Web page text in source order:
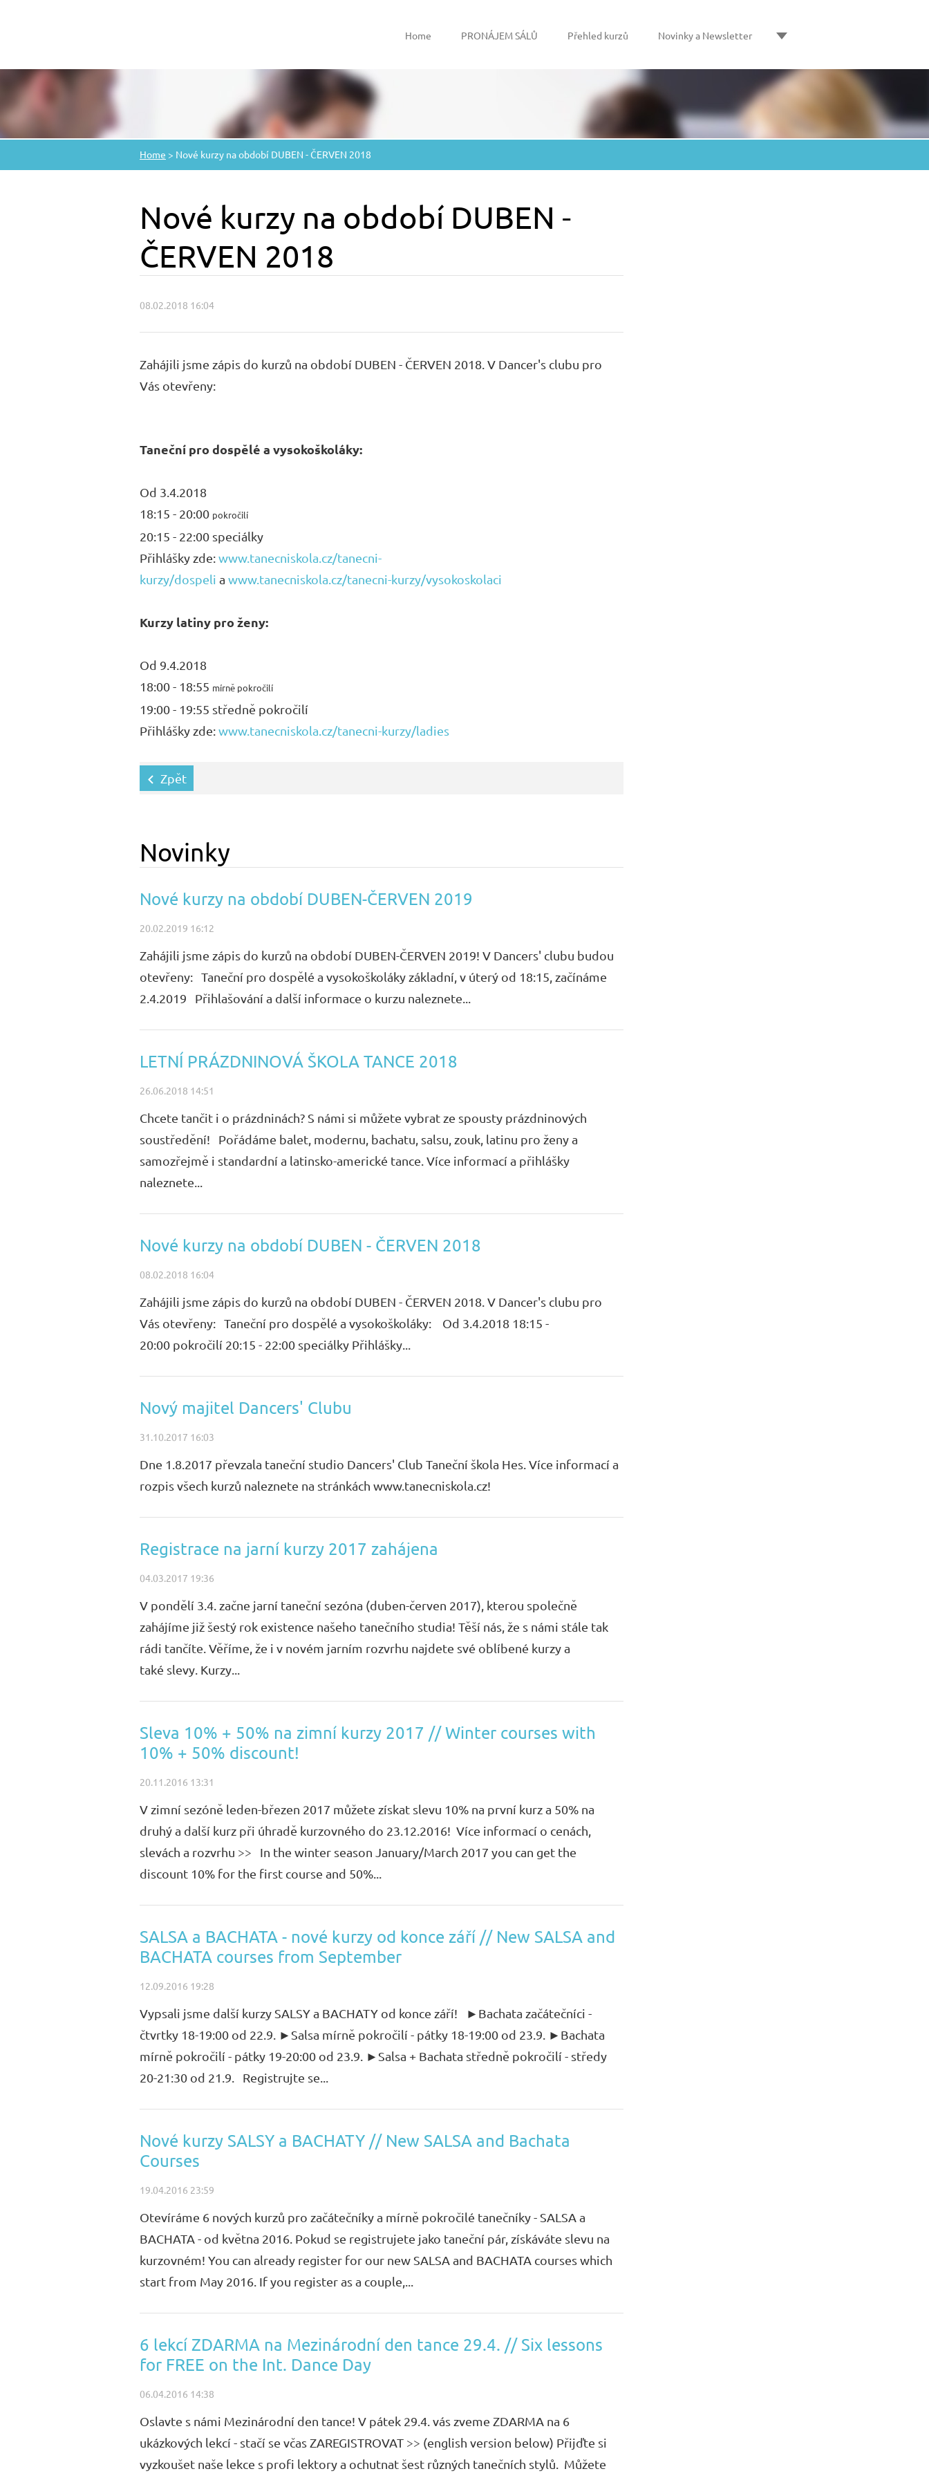
Home PRONÁJEM SÁLŮ Přehled kurzů Novinky a Newsletter
Home > Nové kurzy na období DUBEN - ČERVEN 2018
Nové kurzy na období DUBEN -
ČERVEN 2018
08.02.2018 16:04
Zahájili jsme zápis do kurzů na období DUBEN - ČERVEN 2018. V Dancer's clubu pro
Vás otevřeny:
Taneční pro dospělé a vysokoškoláky:
Od 3.4.2018
18:15 - 20:00 pokročilí
20:15 - 22:00 speciálky
Přihlášky zde:www.tanecniskola.cz/tanecni-
kurzy/dospeli a www.tanecniskola.cz/tanecni-kurzy/vysokoskolaci
Kurzy latiny pro ženy:
Od 9.4.2018
18:00 - 18:55 mírně pokročilí
19:00 - 19:55 středně pokročilí
Přihlášky zde:www.tanecniskola.cz/tanecni-kurzy/ladies
Zpět
Novinky
Nové kurzy na období DUBEN-ČERVEN 2019
20.02.2019 16:12
Zahájili jsme zápis do kurzů na období DUBEN-ČERVEN 2019! V Dancers' clubu budou
otevřeny: Taneční pro dospělé a vysokoškoláky základní, v úterý od 18:15, začínáme
2.4.2019 Přihlašování a další informace o kurzu naleznete...
LETNÍ PRÁZDNINOVÁ ŠKOLA TANCE 2018
26.06.2018 14:51
Chcete tančit i o prázdninách? S námi si můžete vybrat ze spousty prázdninových
soustředění! Pořádáme balet, modernu, bachatu, salsu, zouk, latinu pro ženy a
samozřejmě i standardní a latinsko-americké tance. Více informací a přihlášky
naleznete...
Nové kurzy na období DUBEN - ČERVEN 2018
08.02.2018 16:04
Zahájili jsme zápis do kurzů na období DUBEN - ČERVEN 2018. V Dancer's clubu pro
Vás otevřeny: Taneční pro dospělé a vysokoškoláky: Od 3.4.2018 18:15 -
20:00 pokročilí 20:15 - 22:00 speciálky Přihlášky...
Nový majitel Dancers' Clubu
31.10.2017 16:03
Dne 1.8.2017 převzala taneční studio Dancers' Club Taneční škola Hes. Více informací a
rozpis všech kurzů naleznete na stránkách www.tanecniskola.cz!
Registrace na jarní kurzy 2017 zahájena
04.03.2017 19:36
V pondělí 3.4. začne jarní taneční sezóna (duben-červen 2017), kterou společně
zahájíme již šestý rok existence našeho tanečního studia! Těší nás, že s námi stále tak
rádi tančíte. Věříme, že i v novém jarním rozvrhu najdete své oblíbené kurzy a
také slevy. Kurzy...
Sleva 10% + 50% na zimní kurzy 2017 // Winter courses with
10% + 50% discount!
20.11.2016 13:31
V zimní sezóně leden-březen 2017 můžete získat slevu 10% na první kurz a 50% na
druhý a další kurz při úhradě kurzovného do 23.12.2016! Více informací o cenách,
slevách a rozvrhu >> In the winter season January/March 2017 you can get the
discount 10% for the first course and 50%...
SALSA a BACHATA - nové kurzy od konce září // New SALSA and
BACHATA courses from September
12.09.2016 19:28
Vypsali jsme další kurzy SALSY a BACHATY od konce září! ►Bachata začátečníci -
čtvrtky 18-19:00 od 22.9. ►Salsa mírně pokročilí - pátky 18-19:00 od 23.9. ►Bachata
mírně pokročilí - pátky 19-20:00 od 23.9. ►Salsa + Bachata středně pokročilí - středy
20-21:30 od 21.9. Registrujte se...
Nové kurzy SALSY a BACHATY // New SALSA and Bachata
Courses
19.04.2016 23:59
Otevíráme 6 nových kurzů pro začátečníky a mírně pokročilé tanečníky - SALSA a
BACHATA - od května 2016. Pokud se registrujete jako taneční pár, získáváte slevu na
kurzovném! You can already register for our new SALSA and BACHATA courses which
start from May 2016. If you register as a couple,...
6 lekcí ZDARMA na Mezinárodní den tance 29.4. // Six lessons
for FREE on the Int. Dance Day
06.04.2016 14:38
Oslavte s námi Mezinárodní den tance! V pátek 29.4. vás zveme ZDARMA na 6
ukázkových lekcí - stačí se včas ZAREGISTROVAT >> (english version below) Přijďte si
vyzkoušet naše lekce s profi lektory a ochutnat šest různých tanečních stylů. Můžete